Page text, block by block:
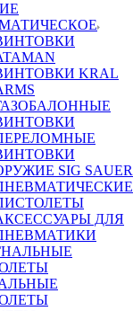
KRAL
SIG SAUER
ДЛЯ